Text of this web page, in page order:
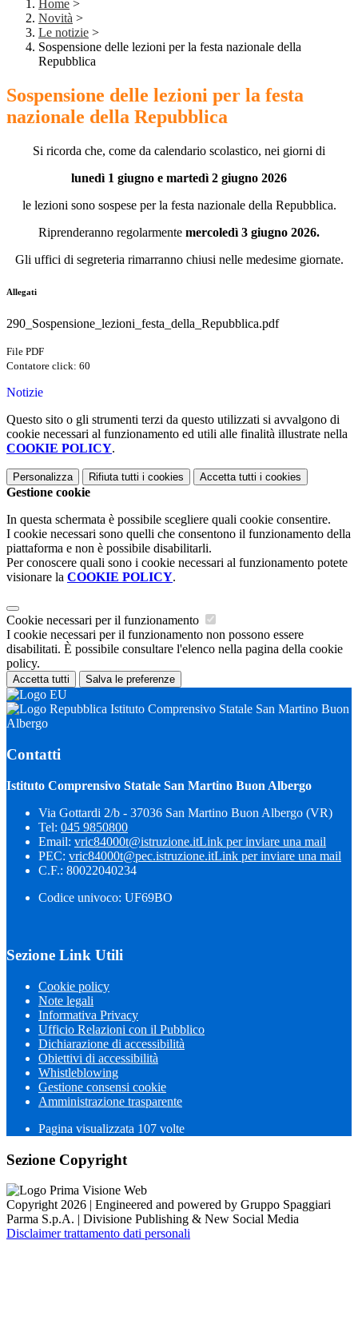
Home >
Novità >
Le notizie >
Sospensione delle lezioni per la festa nazionale della
Repubblica
Sospensione delle lezioni per la festa
nazionale della Repubblica
Si ricorda che, come da calendario scolastico, nei giorni di
lunedì 1 giugno e martedì 2 giugno 2026
le lezioni sono sospese per la festa nazionale della Repubblica.
Riprenderanno regolarmente mercoledì 3 giugno 2026.
Gli uffici di segreteria rimarranno chiusi nelle medesime giornate.
Allegati
290_Sospensione_lezioni_festa_della_Repubblica.pdf
File PDF
Contatore click: 60
Notizie
Questo sito o gli strumenti terzi da questo utilizzati si avvalgono di
cookie necessari al funzionamento ed utili alle finalità illustrate nella
COOKIE POLICY.
Personalizza Rifiuta tutti i cookies Accetta tutti i cookies
Gestione cookie
In questa schermata è possibile scegliere quali cookie consentire.
I cookie necessari sono quelli che consentono il funzionamento della
piattaforma e non è possibile disabilitarli.
Per conoscere quali sono i cookie necessari al funzionamento potete
visionare la COOKIE POLICY.
Cookie necessari per il funzionamento
I cookie necessari per il funzionamento non possono essere
disabilitati. È possibile consultare l'elenco nella pagina della cookie
policy.
Accetta tutti Salva le preferenze
Istituto Comprensivo Statale San Martino Buon
Albergo
Contatti
Istituto Comprensivo Statale San Martino Buon Albergo
Via Gottardi 2/b - 37036 San Martino Buon Albergo (VR)
Tel: 045 9850800
Email: vric84000t@istruzione.itLink per inviare una mail
PEC: vric84000t@pec.istruzione.itLink per inviare una mail
C.F.: 80022040234
Codice univoco: UF69BO
Sezione Link Utili
Cookie policy
Note legali
Informativa Privacy
Ufficio Relazioni con il Pubblico
Dichiarazione di accessibilità
Obiettivi di accessibilità
Whistleblowing
Gestione consensi cookie
Amministrazione trasparente
Pagina visualizzata 107 volte
Sezione Copyright
Copyright 2026 | Engineered and powered by Gruppo Spaggiari
Parma S.p.A. | Divisione Publishing & New Social Media
Disclaimer trattamento dati personali